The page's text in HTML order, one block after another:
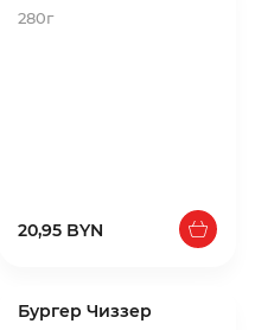
280г
20,95 BYN
Бургер Чиззер